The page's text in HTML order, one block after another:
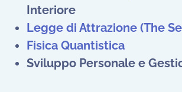
Interiore
Legge di Attrazione (The
Fisica Quantistica
Sviluppo Personale e